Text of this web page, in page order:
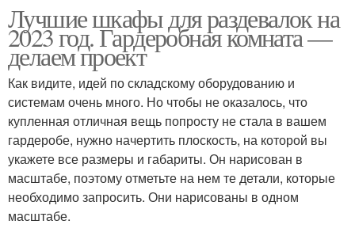
Лучшие шкафы для раздевалок на
2023 год. Гардеробная комната —
делаем проект
Как видите, идей по складскому оборудованию и
системам очень много. Но чтобы не оказалось, что
купленная отличная вещь попросту не стала в вашем
гардеробе, нужно начертить плоскость, на которой вы
укажете все размеры и габариты. Он нарисован в
масштабе, поэтому отметьте на нем те детали, которые
необходимо запросить. Они нарисованы в одном
масштабе.